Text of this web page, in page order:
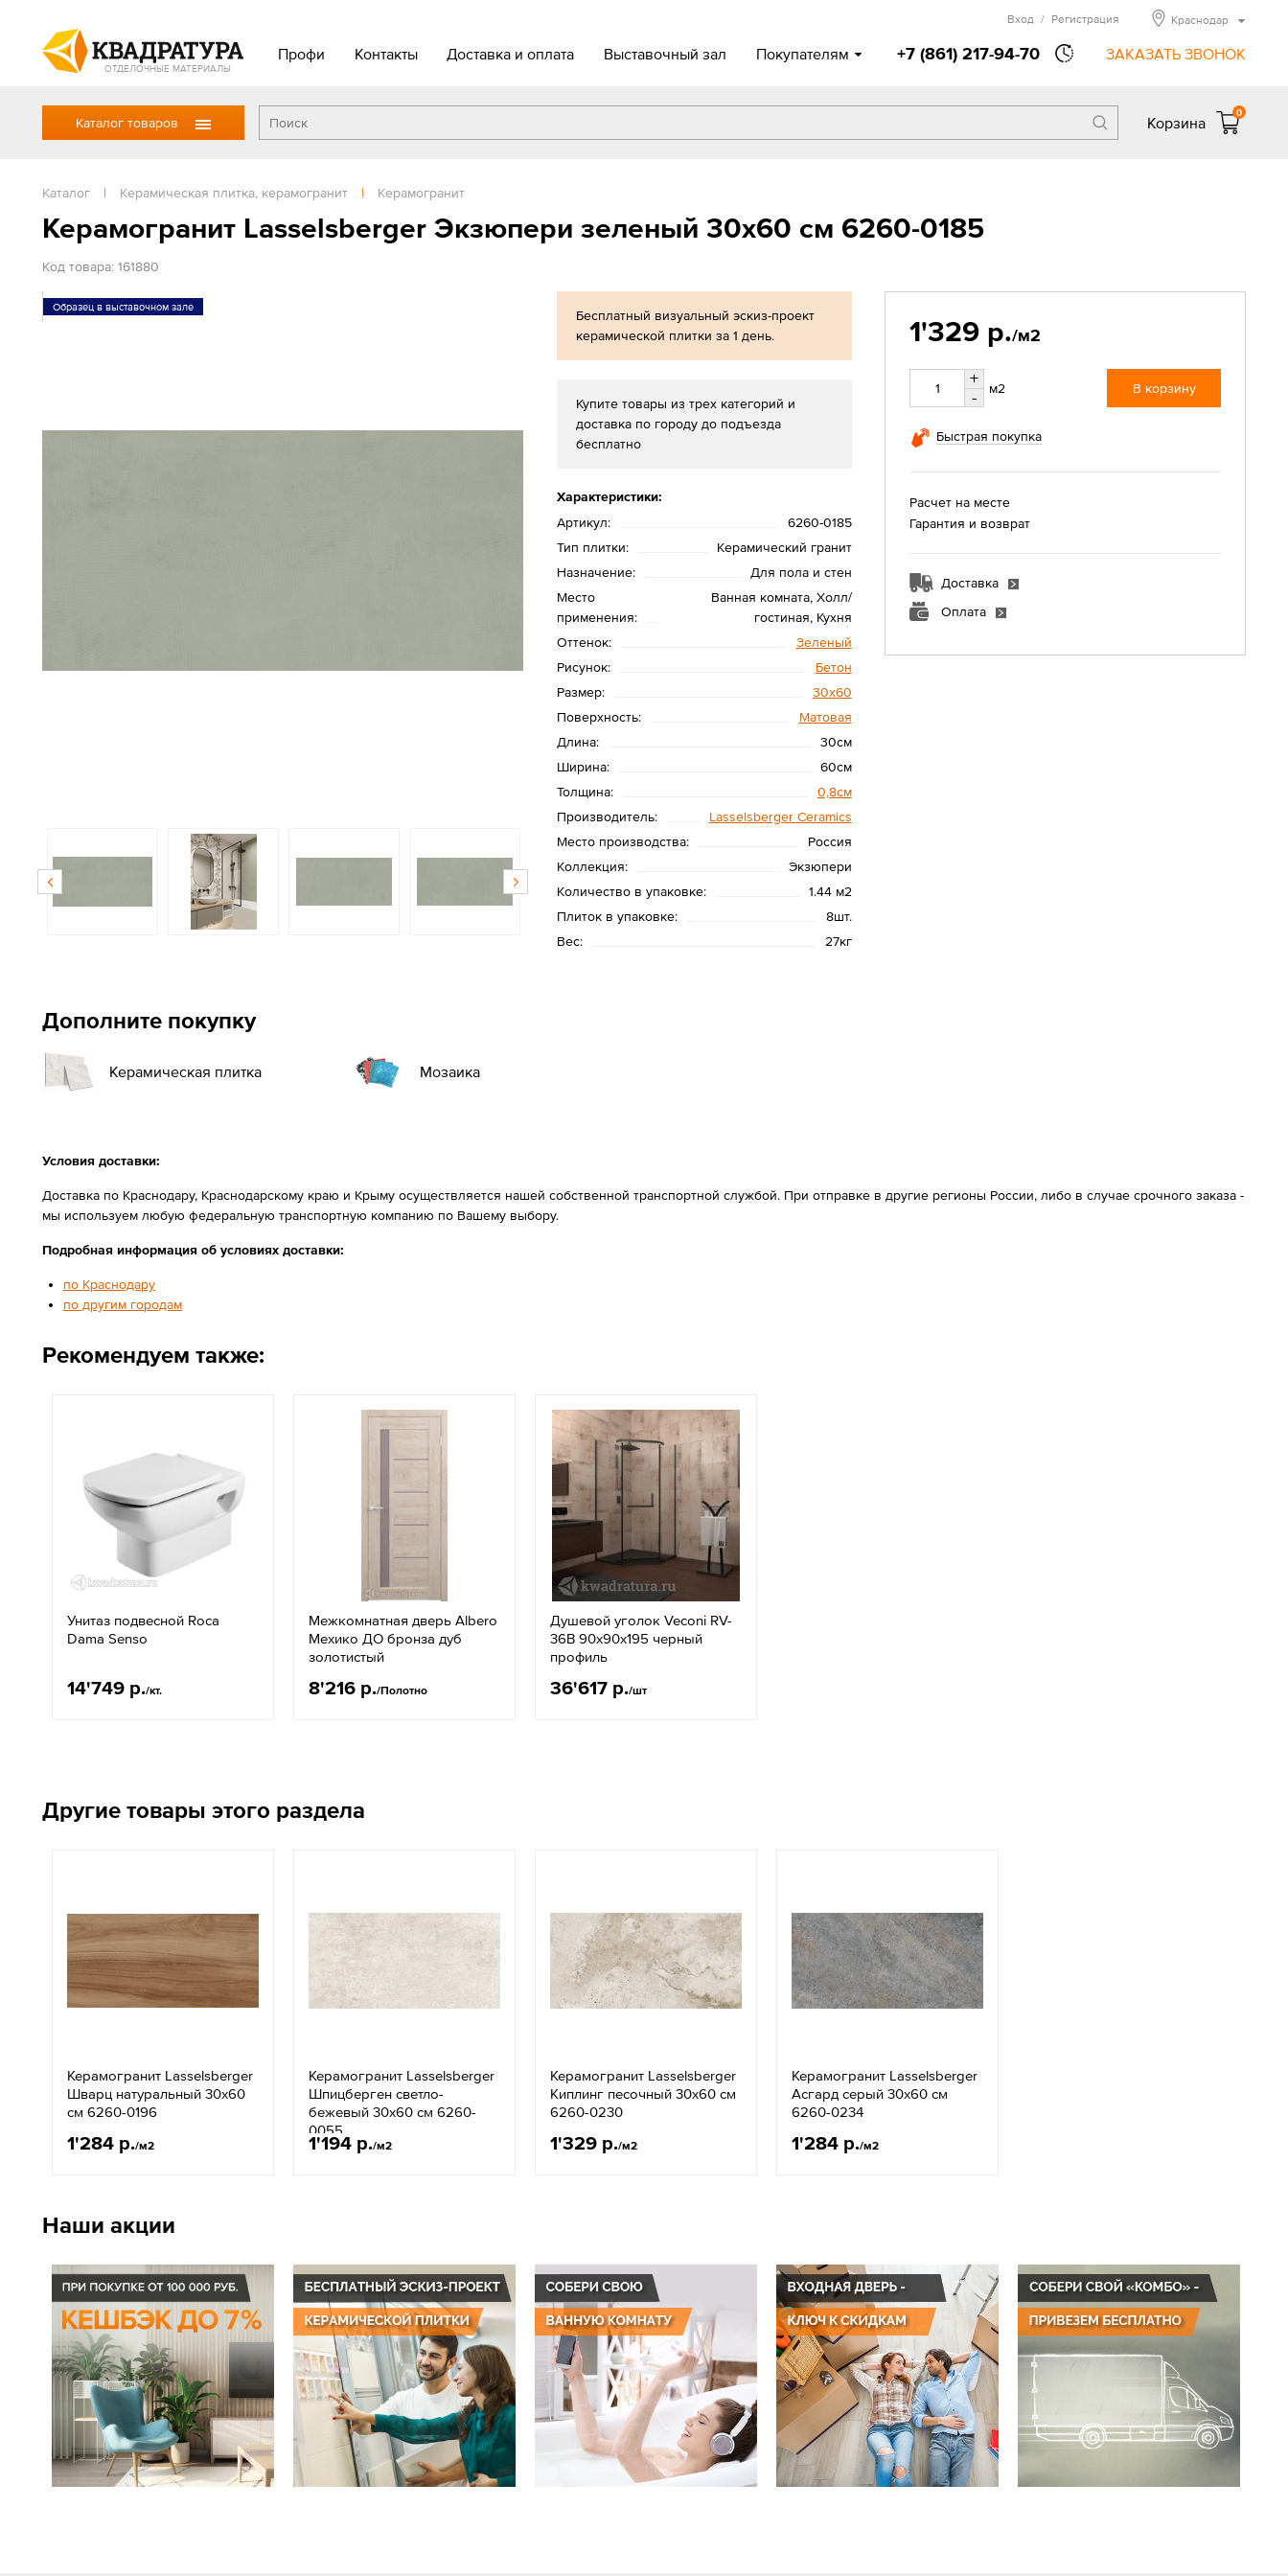
ОТДЕЛОЧНЫЕ МАТЕРИАЛЫ
Профи Контакты Доставка и оплата Выставочный зал Покупателям +7 (861) 217-94-70 ЗАКАЗАТЬ ЗВОНОК
Вход / Регистрация Краснодар
Каталог товаров Корзина
0
Каталог | Керамическая плитка, керамогранит | Керамогранит
Керамогранит Lasselsberger Экзюпери зеленый 30x60 см 6260-0185
Код товара: 161880
Образец в выставочном зале
Бесплатный визуальный эскиз-проект
керамической плитки за 1 день.
Купите товары из трех категорий и
доставка по городу до подъезда
бесплатно
Характеристики:
Артикул:
6260-0185
Тип плитки:
Керамический гранит
Назначение:
Для пола и стен
Место
применения:
Ванная комната, Холл/
гостиная, Кухня
Оттенок:
Зеленый
Рисунок:
Бетон
Размер:
30x60
Поверхность:
Матовая
Длина:
30см
Ширина:
60см
Толщина:
0,8см
Производитель:
Lasselsberger Ceramics
Место производства:
Россия
Коллекция:
Экзюпери
Количество в упаковке:
1.44 м2
Плиток в упаковке:
8шт.
Вес:
27кг
1'329 р./м2
+
-
м2 В корзину
Быстрая покупка
Расчет на месте
Гарантия и возврат
Доставка
Оплата
Дополните покупку
Керамическая плитка Мозаика
Условия доставки:
Доставка по Краснодару, Краснодарскому краю и Крыму осуществляется нашей собственной транспортной службой. При отправке в другие регионы России, либо в случае срочного заказа -
мы используем любую федеральную транспортную компанию по Вашему выбору.
Подробная информация об условиях доставки:
по Краснодару
по другим городам
Рекомендуем также:
Унитаз подвесной Roca
Dama Senso
14'749 р./кт.
Межкомнатная дверь Albero
Мехико ДО бронза дуб
золотистый
8'216 р./Полотно
Душевой уголок Veconi RV-
36B 90x90х195 черный
профиль
36'617 р./шт
Другие товары этого раздела
Керамогранит Lasselsberger
Шварц натуральный 30x60
см 6260-0196
1'284 р./м2
Керамогранит Lasselsberger
Шпицберген светло-
бежевый 30x60 см 6260-
0055
1'194 р./м2
Керамогранит Lasselsberger
Киплинг песочный 30x60 см
6260-0230
1'329 р./м2
Керамогранит Lasselsberger
Асгард серый 30x60 см
6260-0234
1'284 р./м2
Наши акции